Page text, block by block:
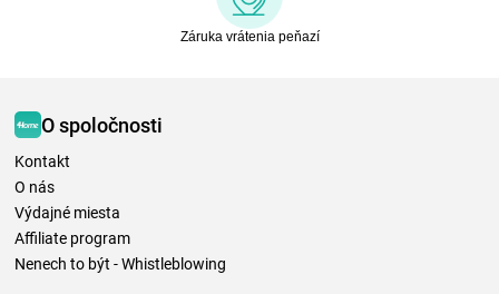
Záruka vrátenia peňazí
O spoločnosti
Kontakt
O nás
Výdajné miesta
Affiliate program
Nenech to být - Whistleblowing